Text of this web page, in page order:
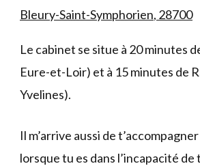
Bleury-Saint-Symphorien, 28700
Le cabinet se situe à 20 minutes
Eure-et-Loir) et à 15 minutes de
Yvelines).
Il m’arrive aussi de t’accompagner
lorsque tu es dans l’incapacité de